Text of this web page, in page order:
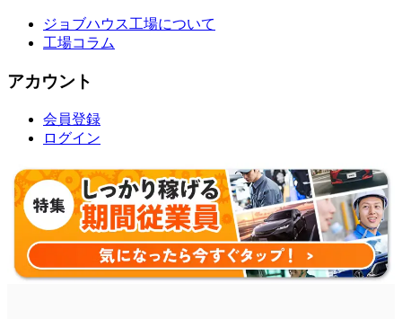
ジョブハウス工場について
工場コラム
アカウント
会員登録
ログイン